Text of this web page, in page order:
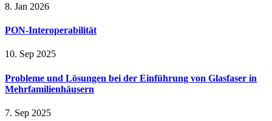
8. Jan 2026
PON-Interoperabilität
10. Sep 2025
Probleme und Lösungen bei der Einführung von Glasfaser in
Mehrfamilienhäusern
7. Sep 2025